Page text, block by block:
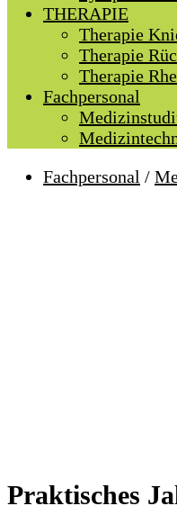
THERAPIE
Therapie
Therapie
Therapie
Fachpersonal
Fachpersonal /
Praktisches